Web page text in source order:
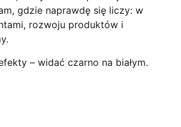
gdzie naprawdę się liczy: w
rozwoju produktów i
– widać czarno na białym.